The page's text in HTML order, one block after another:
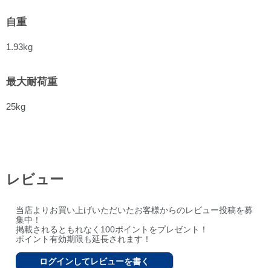
自重
1.93kg
最大耐荷重
25kg
レビュー
当店よりお買い上げいただいたお客様からのレビュー投稿を募
集中！
掲載されるともれなく100ポイントをプレゼント！
ポイント有効期限も延長されます！
ログインしてレビューを書く